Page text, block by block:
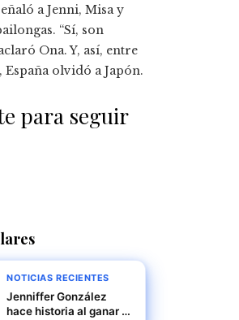
a Jenni, Misa y
“Sí, son
Ona. Y, así, entre
España olvidó a Japón.
para seguir
NOTICIAS RECIENTES
Jenniffer González
hace historia al ganar la